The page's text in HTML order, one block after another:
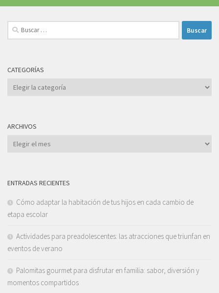
Buscar:
CATEGORÍAS
Categorías
ARCHIVOS
Archivos
ENTRADAS RECIENTES
Cómo adaptar la habitación de tus hijos en cada cambio de
etapa escolar
Actividades para preadolescentes: las atracciones que triunfan en
eventos de verano
Palomitas gourmet para disfrutar en familia: sabor, diversión y
momentos compartidos